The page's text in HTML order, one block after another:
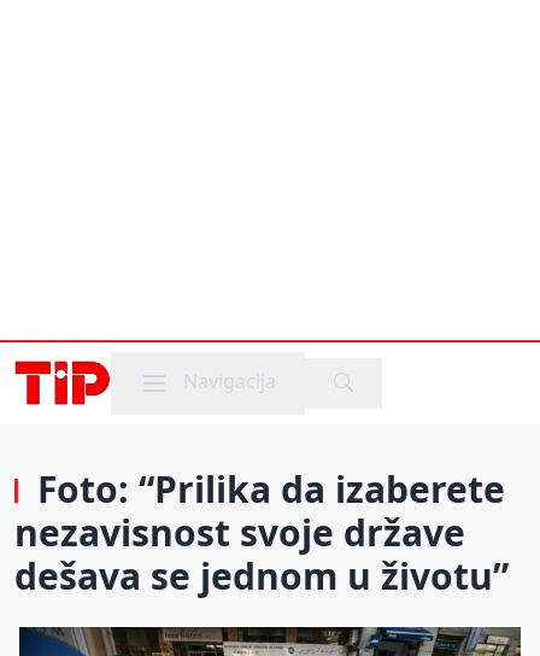
Mobile menu
Navigacija
Foto: “Prilika da izaberete
nezavisnost svoje države
dešava se jednom u životu”